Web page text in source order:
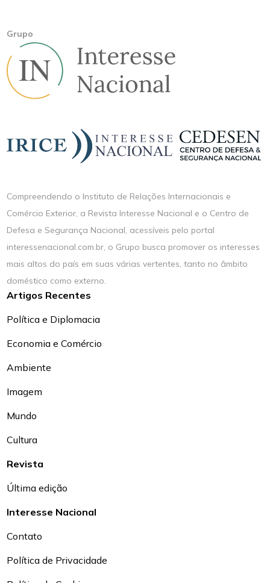
Grupo
Compreendendo o Instituto de Relações Internacionais e
Comércio Exterior, a Revista Interesse Nacional e o Centro de
Defesa e Segurança Nacional, acessíveis pelo portal
interessenacional.com.br, o Grupo busca promover os interesses
mais altos do país em suas várias vertentes, tanto no âmbito
doméstico como externo.
Artigos Recentes
Política e Diplomacia
Economia e Comércio
Ambiente
Imagem
Mundo
Cultura
Revista
Última edição
Interesse Nacional
Contato
Política de Privacidade